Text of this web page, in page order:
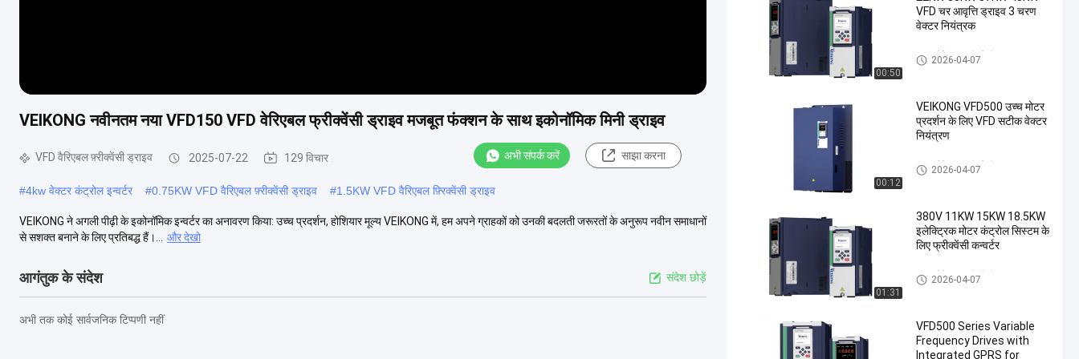
VEIKONG नवीनतम नया VFD150 VFD वेरिएबल फ्रीक्वेंसी ड्राइव मजबूत फंक्शन के साथ इकोनॉमिक मिनी ड्राइव
VFD वैरिएबल फ़्रीक्वेंसी ड्राइव 2025-07-22 129 विचार अभी संपर्क करें साझा करना
#4kw वेक्टर कंट्रोल इन्वर्टर #0.75KW VFD वैरिएबल फ़्रीक्वेंसी ड्राइव #1.5KW VFD वैरिएबल फ़्रिक्वेंसी ड्राइव
VEIKONG ने अगली पीढ़ी के इकोनॉमिक इन्वर्टर का अनावरण किया: उच्च प्रदर्शन, होशियार मूल्य VEIKONG में, हम अपने ग्राहकों को उनकी बदलती जरूरतों के अनुरूप नवीन समाधानों
से सशक्त बनाने के लिए प्रतिबद्ध हैं।...
और देखो
आगंतुक के संदेश संदेश छोड़ें
अभी तक कोई सार्वजनिक टिप्पणी नहीं
00:50
VFD चर आवृत्ति ड्राइव 3 चरण
वेक्टर नियंत्रक
VFD वैरिएबल फ़्रीक्वेंसी ड्राइव
2026-04-07
00:12
VEIKONG VFD500 उच्च मोटर
प्रदर्शन के लिए VFD सटीक वेक्टर
नियंत्रण
VFD वैरिएबल फ़्रीक्वेंसी ड्राइव
2026-04-07
01:31
380V 11KW 15KW 18.5KW
इलेक्ट्रिक मोटर कंट्रोल सिस्टम के
लिए फ्रीक्वेंसी कन्वर्टर
VFD वैरिएबल फ़्रीक्वेंसी ड्राइव
2026-04-07
VFD500 Series Variable
Frequency Drives with
Integrated GPRS for